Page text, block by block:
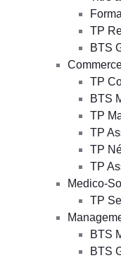
TP
BTS
TP
BTS
TP
TP
TP
TP
Medico-
TP
BTS
BTS